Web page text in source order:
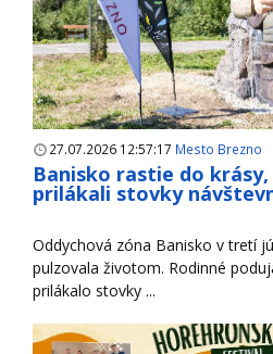
27.07.2026 12:57:17 Mesto Brezno
Banisko rastie do
prilákali stovky
Oddychová zóna Banisko v tretí
pulzovala životom. Rodinné
prilákalo stovky ...